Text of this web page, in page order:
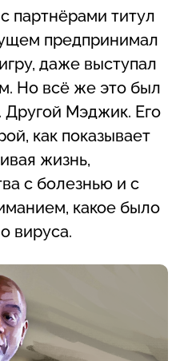
партнёрами титул
предпринимал
даже выступал
Но всё же это был
Мэджик. Его
как показывает
жизнь,
с болезнью и с
какое было
вируса.